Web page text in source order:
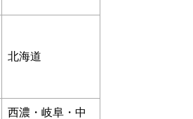
北海道
西濃・岐阜・中